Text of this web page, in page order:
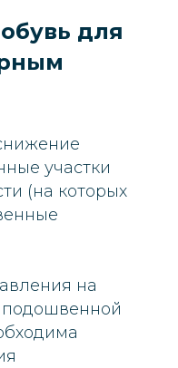
для
участки
(на которых
на
подошвенной